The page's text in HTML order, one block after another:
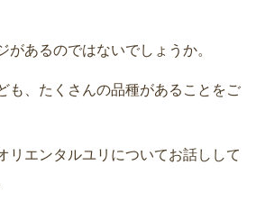
があるのではないでしょうか。
も、たくさんの品種があることをご
リエンタルユリについてお話しして